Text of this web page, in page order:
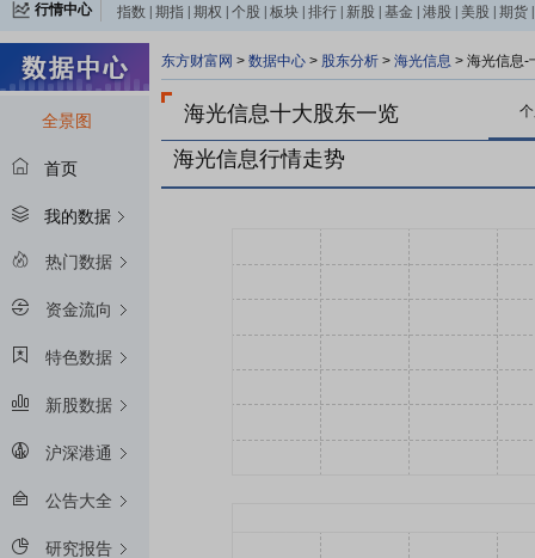
行情中心 指数 期指 期权 个股 板块 排行 新股 基金 港股 美股 期货
全景图
首页
我的数据
热门数据
资金流向
特色数据
新股数据
沪深港通
公告大全
研究报告
东方财富网 > 数据中心 > 股东分析 > 海光信息 > 海光信息-
海光信息十大股东一览
海光信息行情走势